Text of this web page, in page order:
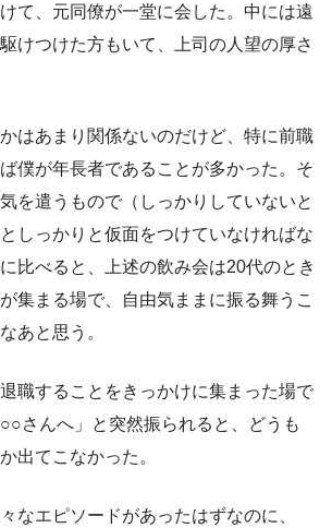
て、元同僚が一堂に会した。中には遠
けつけた方もいて、上司の人望の厚さ
はあまり関係ないのだけど、特に前職
僕が年長者であることが多かった。そ
を遣うもので（しっかりしていないと
しっかりと仮面をつけていなければな
比べると、上述の飲み会は20代のとき
集まる場で、自由気ままに振る舞うこ
あと思う。
職することをきっかけに集まった場で
さんへ」と突然振られると、どうも
出てこなかった。
なエピソードがあったはずなのに、